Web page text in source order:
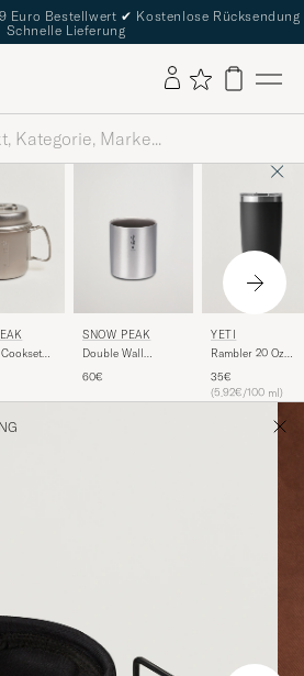
Euro Bestellwert ✔ Kostenlose Rücksendung
Schnelle Lieferung
SNOW PEAK
Double Wall
Titanium
60€
YETI
Rambler 20 Oz
35€
(5.92€/100 ml)